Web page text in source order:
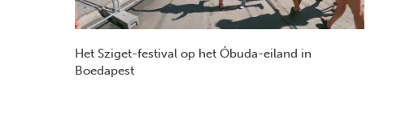
Het Sziget-festival op het Óbuda-eiland in
Boedapest